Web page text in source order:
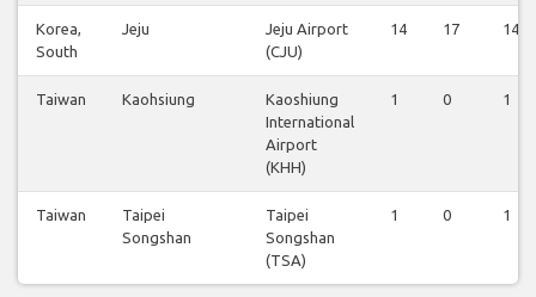
Korea,
South
Jeju
Jeju Airport
(CJU)
14 17 14
Taiwan Kaohsiung
Kaoshiung
International
Airport
(KHH)
1 0 1
Taiwan
Taipei
Songshan
Taipei
Songshan
(TSA)
1 0 1